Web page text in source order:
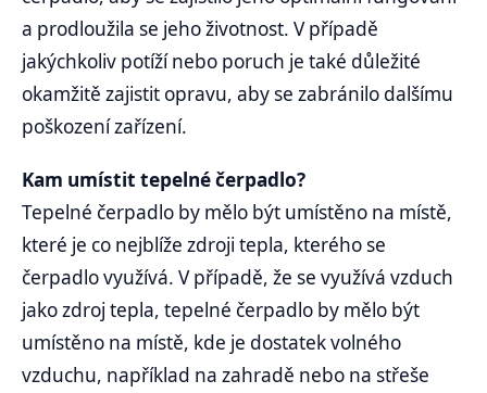
a prodloužila se jeho životnost. V případě
jakýchkoliv potíží nebo poruch je také důležité
okamžitě zajistit opravu, aby se zabránilo dalšímu
poškození zařízení.
Kam umístit tepelné čerpadlo?
Tepelné čerpadlo by mělo být umístěno na místě,
které je co nejblíže zdroji tepla, kterého se
čerpadlo využívá. V případě, že se využívá vzduch
jako zdroj tepla, tepelné čerpadlo by mělo být
umístěno na místě, kde je dostatek volného
vzduchu, například na zahradě nebo na střeše